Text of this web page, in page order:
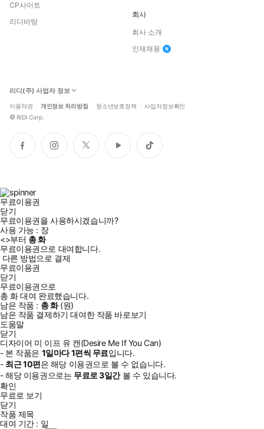
CP사이트
리디바탕
회사
회사 소개
인재채용
리디(주) 사업자 정보
이용약관 개인정보 처리방침 청소년보호정책 사업자정보확인
© RIDI Corp.
페
이
인
스
트
위
유
튜
틱
톡
무료이용권
닫기
무료이용권을 사용하시겠습니까?
사용 가능 : 장
<>부터 총화
무료이용권으로 대여합니다.
다른 방법으로 결제
무료이용권
닫기
무료이용권으로
총 화대여 완료했습니다.
남은 작품 : 총화(원)
남은 작품 결제하기 대여한 작품 바로보기
도움말
닫기
디자이어 미 이프 유 캔(Desire Me If You Can)
- 본 작품은 1일마다1편씩 무료입니다.
- 최근10편은 해당 이용권으로 볼 수 없습니다.
- 해당 이용권으로는 무료로3일간볼 수 있습니다.
확인
무료로 보기
닫기
작품 제목
대여 기간 : 일